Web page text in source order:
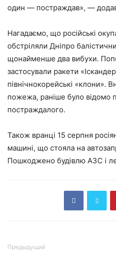
один — постраждав», —
Нагадаємо, що російські
обстріляли Дніпро
щонайменше два вибухи.
застосували ракети
північнокорейські «клони».
пожежа, раніше було відомо
постраждалого.
Також вранці 15 серпня
машині, що стояла на
Пошкоджено будівлю АЗС і
Предыдущий